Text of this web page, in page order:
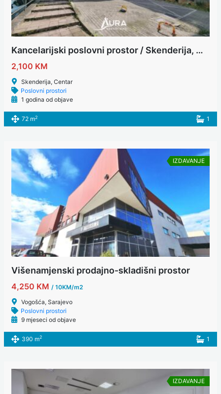
Kancelarijski poslovni prostor / Skenderija, Centar
2,100 KM
Skenderija, Centar
Poslovni prostori
1 godina od objave
72 m2 1
IZDAVANJE
Višenamjenski prodajno-skladišni prostor
4,250 KM / 10KM/m2
Vogošća, Sarajevo
Poslovni prostori
9 mjeseci od objave
390 m2 1
IZDAVANJE